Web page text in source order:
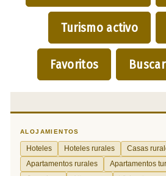
Turismo activo
Favoritos Buscar